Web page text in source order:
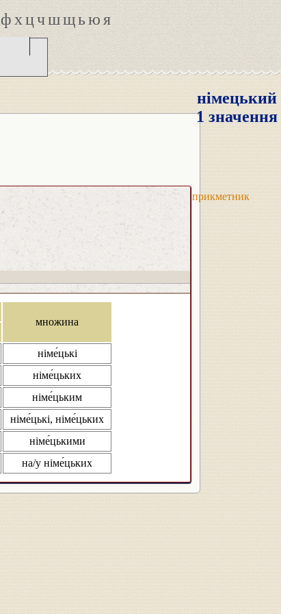
фхцчшщьюя
німецький
1 значення
прикметник
множина
німе́цькі
німе́цьких
німе́цьким
німе́цькі, німе́цьких
німе́цькими
на/у німе́цьких